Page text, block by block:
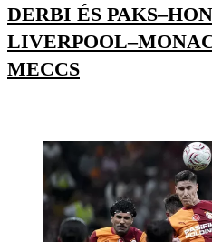
DERBI ÉS
MECCS